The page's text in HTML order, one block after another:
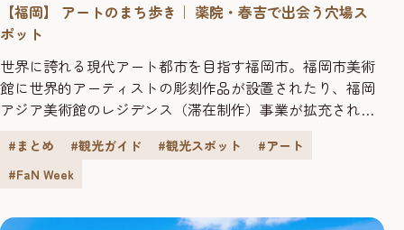
【福岡】 アートのまち歩き｜ 薬院・春吉で出会う穴場ス
ポット
世界に誇れる現代アート都市を目指す福岡市。福岡市美術
館に世界的アーティストの彫刻作品が設置されたり、福岡
アジア美術館のレジデンス（滞在制作）事業が拡充された
すます活発になっています。一方で、街中を散策すれば、
ファッションやカルチャーをとおして日常的にアートに触
回にわたってお届けする「アー...
#まとめ #観光ガイド #観光スポット
#アート
#FaN Week